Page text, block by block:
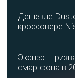
Дешевле
кроссовере
Эксперт
смартфона в